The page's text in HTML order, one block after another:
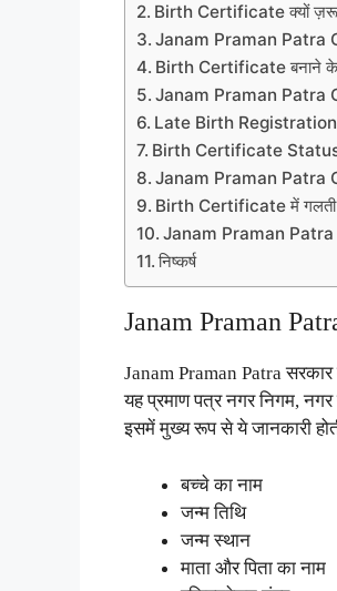
Birth Certificate क्यों
Janam Praman Patra
Birth Certificate बनाने
Janam Praman Patra
Late Birth Registration
Birth Certificate
Janam Praman Patra
Birth Certificate में गलती
Janam Praman
निष्कर्ष
Janam Praman
Janam Praman Patraसरकार
यह प्रमाण पत्र नगर निगम, नगर
इसमें मुख्य रूप से ये जानकारी
बच्चे का नाम
जन्म तिथि
जन्म स्थान
माता और पिता का नाम